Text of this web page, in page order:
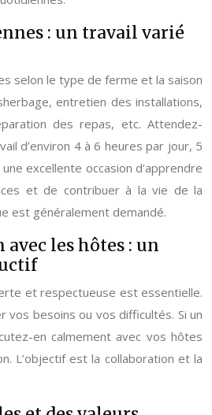
: un travail varié
selon le type de ferme et la saison
entretien des installations,
des repas, etc. Attendez-
d’environ 4 à 6 heures par jour, 5
excellente occasion d’apprendre
et de contribuer à la vie de la
est généralement demandé.
les hôtes : un
et respectueuse est essentielle.
vos besoins ou vos difficultés. Si un
en calmement avec vos hôtes
L’objectif est la collaboration et la